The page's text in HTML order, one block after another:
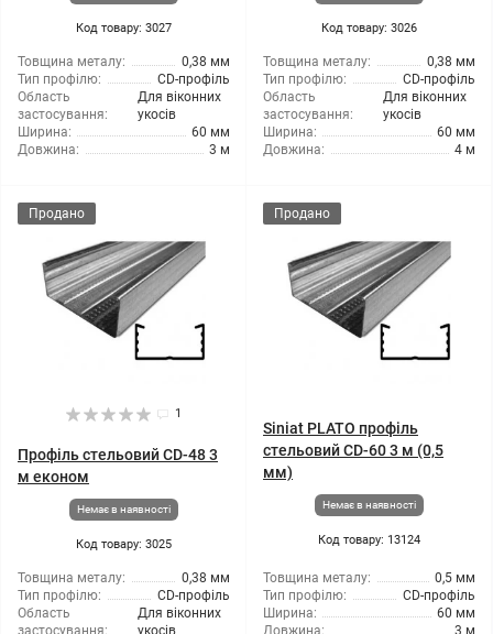
Код товару: 3027
Товщина металу:
0,38 мм
Тип профілю:
CD-профіль
Область
застосування:
Для віконних
укосів
Ширина:
60 мм
Довжина:
3 м
Код товару: 3026
Товщина металу:
0,38 мм
Тип профілю:
CD-профіль
Область
застосування:
Для віконних
укосів
Ширина:
60 мм
Довжина:
4 м
Продано
1
Профіль стельовий CD-48 3
м економ
Немає в наявності
Код товару: 3025
Товщина металу:
0,38 мм
Тип профілю:
CD-профіль
Область
застосування:
Для віконних
укосів
Продано
Siniat PLATO профіль
стельовий CD-60 3 м (0,5
мм)
Немає в наявності
Код товару: 13124
Товщина металу:
0,5 мм
Тип профілю:
CD-профіль
Ширина:
60 мм
Довжина:
3 м